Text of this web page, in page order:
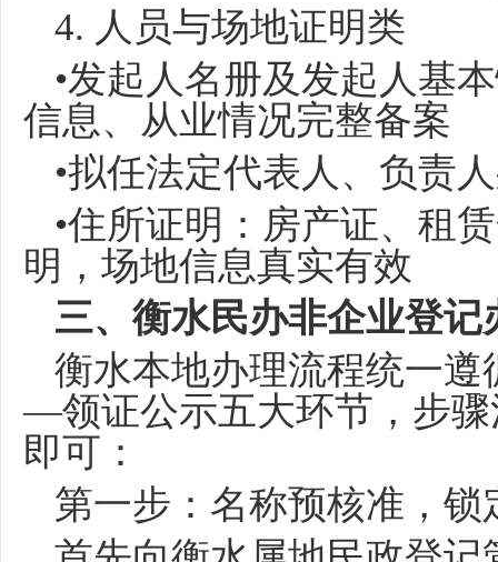
4. 人员与场地证明类
•发起人名册及发起人基
信息、从业情况完整备案
•拟任法定代表人、负责
•住所证明：房产证、租
明，场地信息真实有效
三、衡水民办非企业登记
衡水本地办理流程统一
—领证公示五大环节，步
即可：
第一步：名称预核准，锁